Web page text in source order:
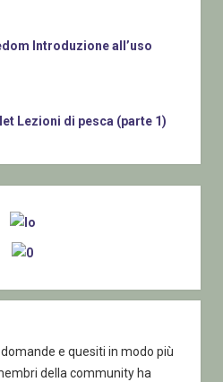
Introduzione all’uso
Lezioni di pesca (parte 1)
e quesiti in modo più
della community ha